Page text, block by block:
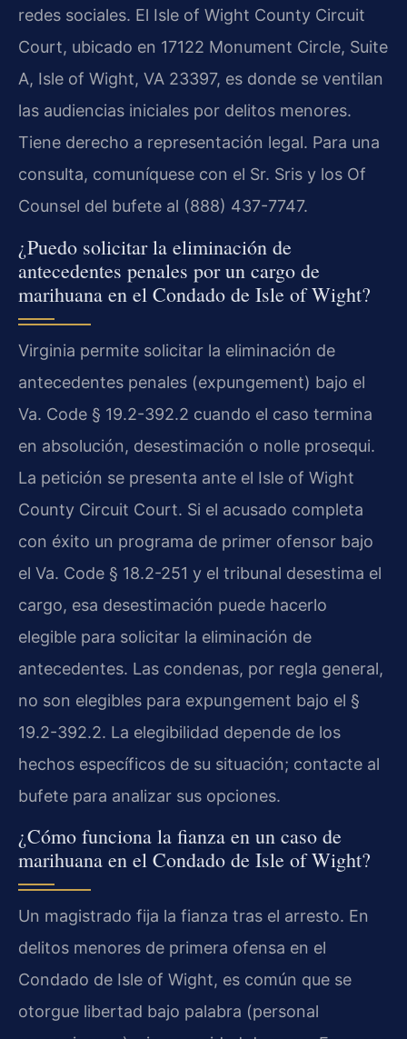
redes sociales. El Isle of Wight County Circuit
Court, ubicado en 17122 Monument Circle, Suite
A, Isle of Wight, VA 23397, es donde se ventilan
las audiencias iniciales por delitos menores.
Tiene derecho a representación legal. Para una
consulta, comuníquese con el Sr. Sris y los Of
Counsel del bufete al (888) 437-7747.
¿Puedo solicitar la eliminación de
antecedentes penales por un cargo de
marihuana en el Condado de Isle of Wight?
Virginia permite solicitar la eliminación de
antecedentes penales (expungement) bajo el
Va. Code § 19.2-392.2 cuando el caso termina
en absolución, desestimación o nolle prosequi.
La petición se presenta ante el Isle of Wight
County Circuit Court. Si el acusado completa
con éxito un programa de primer ofensor bajo
el Va. Code § 18.2-251 y el tribunal desestima el
cargo, esa desestimación puede hacerlo
elegible para solicitar la eliminación de
antecedentes. Las condenas, por regla general,
no son elegibles para expungement bajo el §
19.2-392.2. La elegibilidad depende de los
hechos específicos de su situación; contacte al
bufete para analizar sus opciones.
¿Cómo funciona la fianza en un caso de
marihuana en el Condado de Isle of Wight?
Un magistrado fija la fianza tras el arresto. En
delitos menores de primera ofensa en el
Condado de Isle of Wight, es común que se
otorgue libertad bajo palabra (personal